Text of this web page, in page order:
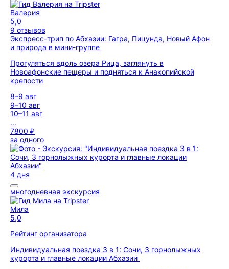
Валерия
5,0
9 отзывов
Экспресс-трип по Абхазии: Гагра, Пицунда, Новый Афон
и природа в мини-группе
Прогуляться вдоль озера Рица, заглянуть в
Новоафонские пещеры и подняться к Анакопийской
крепости
8–9 авг
9–10 авг
10–11 авг
...
7800 ₽
за одного
4 дня
многодневная экскурсия
Мила
5,0
Рейтинг организатора
Индивидуальная поездка 3 в 1: Сочи, 3 горнолыжных
курорта и главные локации Абхазии